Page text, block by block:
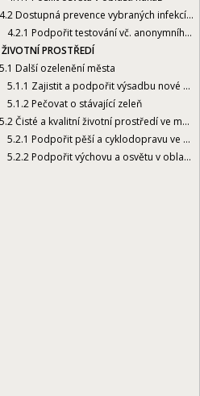
4.2 Dostupná prevence vybraných infekcí formou anonymního testování
4.2.1 Podpořit testování vč. anonymního testování na infekční choroby
ŽIVOTNÍ PROSTŘEDÍ
5.1 Další ozelenění města
5.1.1 Zajistit a podpořit výsadbu nové zeleně
5.1.2 Pečovat o stávající zeleň
5.2Čisté a kvalitní životní prostředí ve městě
5.2.1 Podpořit pěší a cyklodopravu ve městě
5.2.2 Podpořit výchovu a osvětu v oblasti péče o životní prostředí
PREVENCI